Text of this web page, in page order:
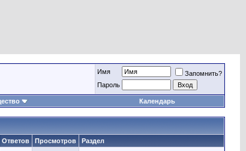
Имя
Запомнить?
Пароль
Календарь
Ответов Просмотров Раздел